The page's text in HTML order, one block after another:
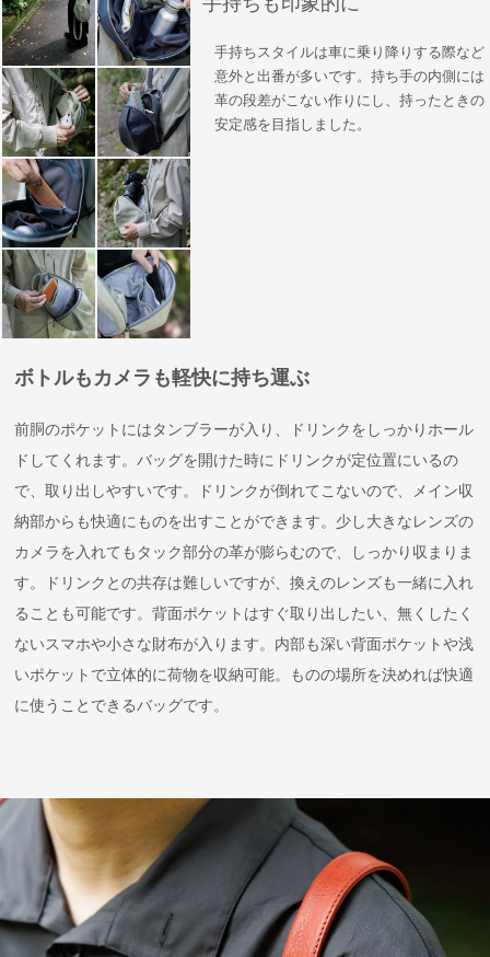
手持ちスタイルは車に乗り降りする際など
意外と出番が多いです。持ち手の内側には
革の段差がこない作りにし、持ったときの
安定感を目指しました。
ボトルもカメラも軽快に持ち運ぶ
前胴のポケットにはタンブラーが入り、ドリンクをしっかりホール
ドしてくれます。バッグを開けた時にドリンクが定位置にいるの
で、取り出しやすいです。ドリンクが倒れてこないので、メイン収
納部からも快適にものを出すことができます。少し大きなレンズの
カメラを入れてもタック部分の革が膨らむので、しっかり収まりま
す。ドリンクとの共存は難しいですが、換えのレンズも一緒に入れ
ることも可能です。背面ポケットはすぐ取り出したい、無くしたく
ないスマホや小さな財布が入ります。内部も深い背面ポケットや浅
いポケットで立体的に荷物を収納可能。ものの場所を決めれば快適
に使うことできるバッグです。